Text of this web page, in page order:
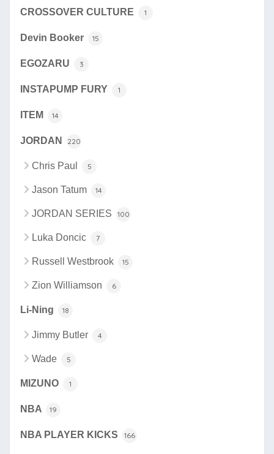
CROSSOVER CULTURE 1
Devin Booker 15
EGOZARU 3
INSTAPUMP FURY 1
ITEM 14
JORDAN 220
Chris Paul 5
Jason Tatum 14
JORDAN SERIES 100
Luka Doncic 7
Russell Westbrook 15
Zion Williamson 6
Li-Ning 18
Jimmy Butler 4
Wade 5
MIZUNO 1
NBA 19
NBA PLAYER KICKS 166